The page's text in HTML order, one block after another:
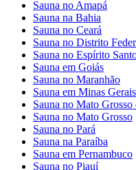
Sauna no Amapá
Sauna na Bahia
Sauna no Ceará
Sauna no Distrito
Sauna no Espírito
Sauna em Goiás
Sauna no Maranhão
Sauna em Minas Gerais
Sauna no Mato Grosso
Sauna no Mato Grosso
Sauna no Pará
Sauna na Paraíba
Sauna em Pernambuco
Sauna no Piauí